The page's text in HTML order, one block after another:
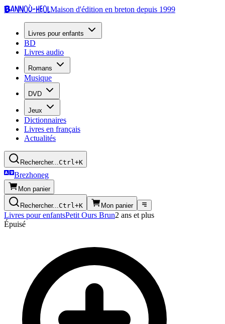
Bannoù-heolMaison d'édition en breton depuis 1999
Livres pour enfants
BD
Livres audio
Romans
Musique
DVD
Jeux
Dictionnaires
Livres en français
Actualités
Rechercher...Ctrl+K
Brezhoneg
Mon panier
Rechercher...Ctrl+K Mon panier
Livres pour enfantsPetit Ours Brun2 ans et plus
Épuisé